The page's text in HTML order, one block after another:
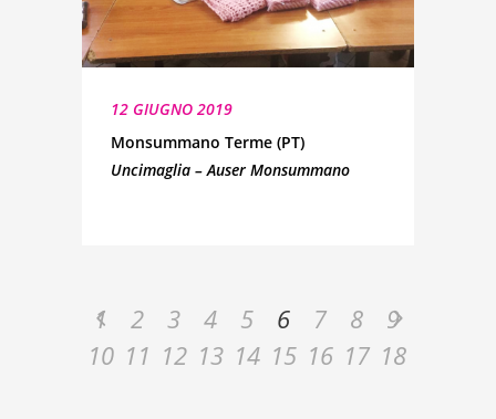
12 GIUGNO 2019
Monsummano Terme (PT)
Uncimaglia – Auser Monsummano
1 2 3 4 5 6 7 8
9
10 11 12 13 14 15 16 17 18